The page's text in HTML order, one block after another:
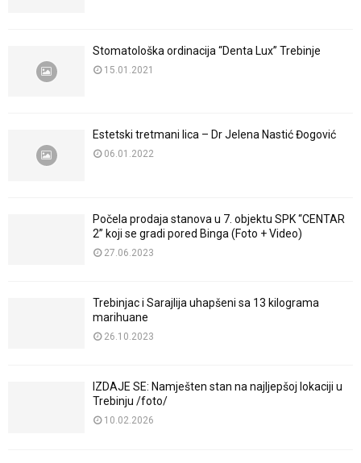
Stomatološka ordinacija “Denta Lux” Trebinje
15.01.2021
Estetski tretmani lica – Dr Jelena Nastić Đogović
06.01.2022
Počela prodaja stanova u 7. objektu SPK “CENTAR
2” koji se gradi pored Binga (Foto + Video)
27.06.2023
Trebinjac i Sarajlija uhapšeni sa 13 kilograma
marihuane
26.10.2023
IZDAJE SE: Namješten stan na najljepšoj lokaciji u
Trebinju /foto/
10.02.2026